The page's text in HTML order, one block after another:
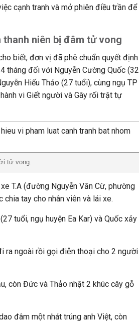
cạnh tranh và mở phiên điều trần để
niên bị đâm tử vong
biết, đơn vị đã phê chuẩn quyết định
tháng đối với Nguyễn Cường Quốc (32
Hiếu Thảo (27 tuổi), cùng ngụ TP
vi Giết người và Gây rối trật tự
tử vong.
T.A (đường Nguyễn Văn Cừ, phường
tay cho nhân viên và lái xe.
tuổi, ngụ huyện Ea Kar) và Quốc xảy
ra ngoài rồi gọi điện thoại cho 2 người
còn Đức và Thảo nhặt 2 khúc cây gỗ
đâm một nhát trúng anh Việt, còn